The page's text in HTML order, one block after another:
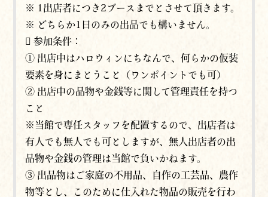
※ 1出店者につき2ブースまでとさせて頂きます。
※ どちらか1日のみの出品でも構いません。
 参加条件：
① 出店中はハロウィンにちなんで、何らかの仮装
要素を身にまとうこと（ワンポイントでも可）
② 出店中の品物や金銭等に関して管理責任を持つ
こと
※当館で専任スタッフを配置するので、出店者は
有人でも無人でも可としますが、無人出店者の出
品物や金銭の管理は当館で負いかねます。
③ 出品物はご家庭の不用品、自作の工芸品、農作
物等とし、このために仕入れた物品の販売を行わ